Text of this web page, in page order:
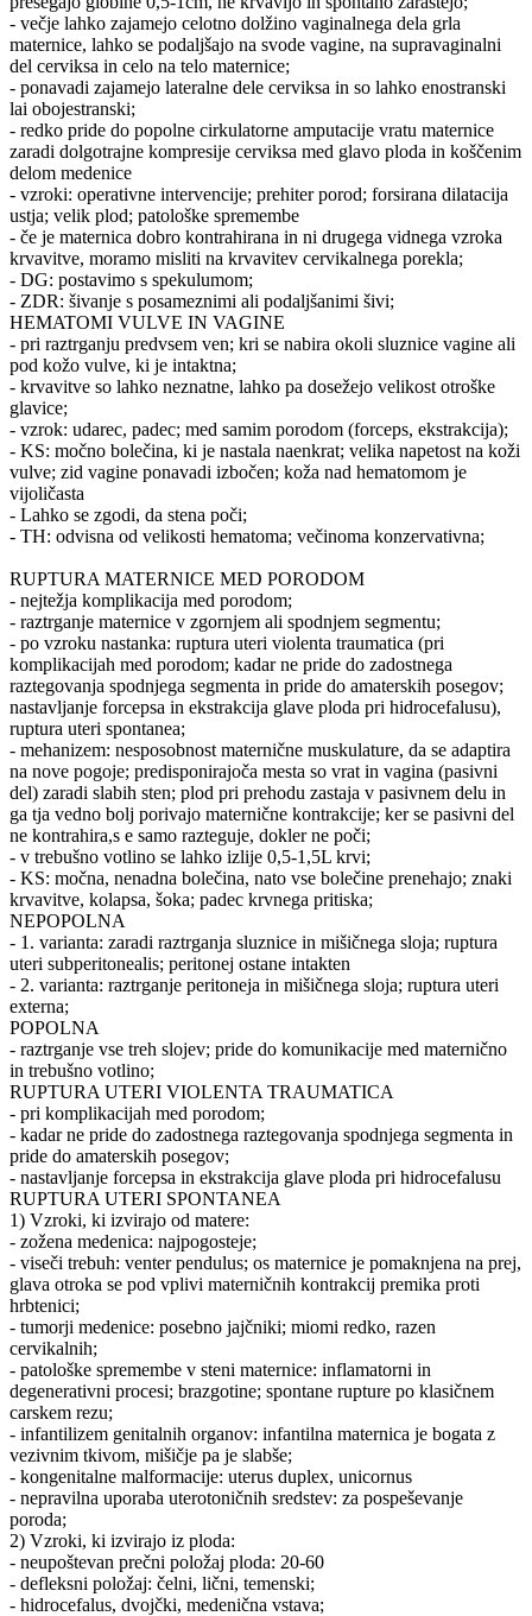
- večje lahko zajamejo celotno dolžino vaginalnega dela grla
maternice, lahko se podaljšajo na svode vagine, na supravaginalni
del cerviksa in celo na telo maternice;
- ponavadi zajamejo lateralne dele cerviksa in so lahko enostranski
lai obojestranski;
- redko pride do popolne cirkulatorne amputacije vratu maternice
zaradi dolgotrajne kompresije cerviksa med glavo ploda in koščenim
delom medenice
- vzroki: operativne intervencije; prehiter porod; forsirana dilatacija
ustja; velik plod; patološke spremembe
- če je maternica dobro kontrahirana in ni drugega vidnega vzroka
krvavitve, moramo misliti na krvavitev cervikalnega porekla;
- DG: postavimo s spekulumom;
- ZDR: šivanje s posameznimi ali podaljšanimi šivi;
HEMATOMI VULVE IN VAGINE
- pri raztrganju predvsem ven; kri se nabira okoli sluznice vagine ali
pod kožo vulve, ki je intaktna;
- krvavitve so lahko neznatne, lahko pa dosežejo velikost otroške
glavice;
- vzrok: udarec, padec; med samim porodom (forceps, ekstrakcija);
- KS: močno bolečina, ki je nastala naenkrat; velika napetost na koži
vulve; zid vagine ponavadi izbočen; koža nad hematomom je
vijoličasta
- Lahko se zgodi, da stena poči;
- TH: odvisna od velikosti hematoma; večinoma konzervativna;
RUPTURA MATERNICE MED PORODOM
- nejtežja komplikacija med porodom;
- raztrganje maternice v zgornjem ali spodnjem segmentu;
- po vzroku nastanka: ruptura uteri violenta traumatica (pri
komplikacijah med porodom; kadar ne pride do zadostnega
raztegovanja spodnjega segmenta in pride do amaterskih posegov;
nastavljanje forcepsa in ekstrakcija glave ploda pri hidrocefalusu),
ruptura uteri spontanea;
- mehanizem: nesposobnost maternične muskulature, da se adaptira
na nove pogoje; predisponirajoča mesta so vrat in vagina (pasivni
del) zaradi slabih sten; plod pri prehodu zastaja v pasivnem delu in
ga tja vedno bolj porivajo maternične kontrakcije; ker se pasivni del
ne kontrahira,s e samo razteguje, dokler ne poči;
- v trebušno votlino se lahko izlije 0,5-1,5L krvi;
- KS: močna, nenadna bolečina, nato vse bolečine prenehajo; znaki
krvavitve, kolapsa, šoka; padec krvnega pritiska;
NEPOPOLNA
- 1. varianta: zaradi raztrganja sluznice in mišičnega sloja; ruptura
uteri subperitonealis; peritonej ostane intakten
- 2. varianta: raztrganje peritoneja in mišičnega sloja; ruptura uteri
externa;
POPOLNA
- raztrganje vse treh slojev; pride do komunikacije med maternično
in trebušno votlino;
RUPTURA UTERI VIOLENTA TRAUMATICA
- pri komplikacijah med porodom;
- kadar ne pride do zadostnega raztegovanja spodnjega segmenta in
pride do amaterskih posegov;
- nastavljanje forcepsa in ekstrakcija glave ploda pri hidrocefalusu
RUPTURA UTERI SPONTANEA
1) Vzroki, ki izvirajo od matere:
- zožena medenica: najpogosteje;
- viseči trebuh: venter pendulus; os maternice je pomaknjena na prej,
glava otroka se pod vplivi materničnih kontrakcij premika proti
hrbtenici;
- tumorji medenice: posebno jajčniki; miomi redko, razen
cervikalnih;
- patološke spremembe v steni maternice: inflamatorni in
degenerativni procesi; brazgotine; spontane rupture po klasičnem
carskem rezu;
- infantilizem genitalnih organov: infantilna maternica je bogata z
vezivnim tkivom, mišičje pa je slabše;
- kongenitalne malformacije: uterus duplex, unicornus
- nepravilna uporaba uterotoničnih sredstev: za pospeševanje
poroda;
2) Vzroki, ki izvirajo iz ploda:
- neupoštevan prečni položaj ploda: 20-60
- defleksni položaj: čelni, lični, temenski;
- hidrocefalus, dvojčki, medenična vstava;